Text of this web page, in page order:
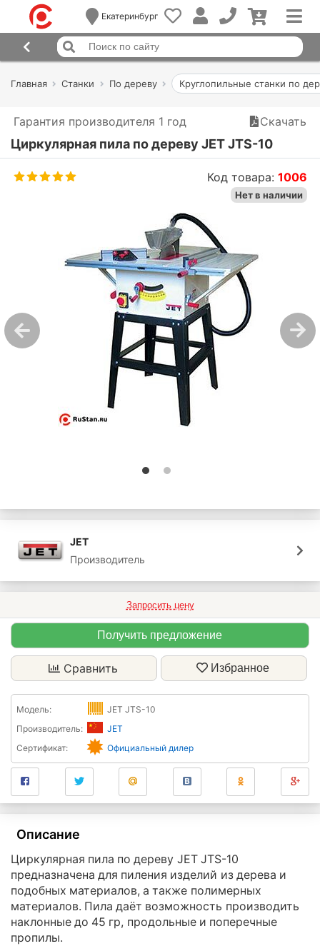
Екатеринбург
Главная Станки По дереву Круглопильные станки по
Гарантия производителя 1 год Скачать
Циркулярная пила по дереву JET JTS-10
Код товара:1006
Нет в наличии
JET
Производитель
Запросить цену
Получить предложение
Сравнить Избранное
Модель:
JET JTS-10
Производитель:
JET
Сертификат:
Официальный дилер
Описание
Циркулярная пила по дереву JET JTS-10
предназначена для пиления изделий из дерева и
подобных материалов, а также полимерных
материалов. Пила даёт возможность производить
наклонные до 45 гр, продольные и поперечные
пропилы.